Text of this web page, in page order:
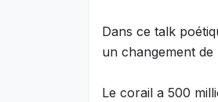
Dans ce talk
un changement
Le corail a 500